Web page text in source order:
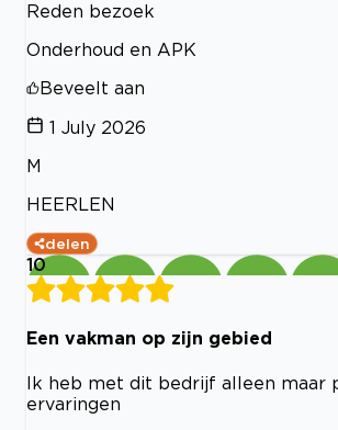
Reden bezoek
Onderhoud en APK
Beveelt aan
1 July 2026
M
HEERLEN
delen
10
Een vakman op zijn gebied
Ik heb met dit bedrijf alleen maar
ervaringen